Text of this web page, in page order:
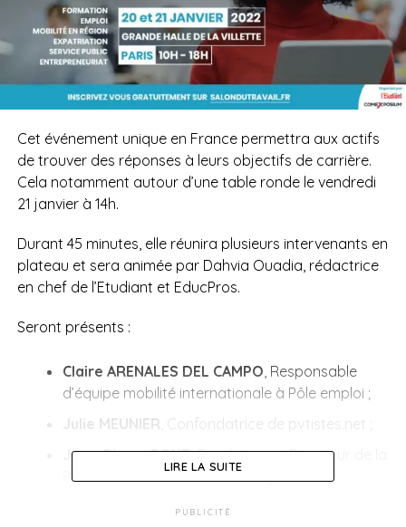
Cet événement unique en France permettra aux actifs
de trouver des réponses à leurs objectifs de carrière.
Cela notamment autour d’une table ronde le vendredi
21 janvier à 14h.
Durant 45 minutes, elle réunira plusieurs intervenants en
plateau et sera animée par Dahvia Ouadia, rédactrice
en chef de l’Etudiant et EducPros.
Seront présents :
Claire ARENALES DEL CAMPO , Responsable
d’équipe mobilité internationale à Pôle emploi ;
Julie MEUNIER , Confondatrice de pvtistes.net ;
Jean-Pierre PONT,Fondateur et Directeur de la
Publication « Français à l’étranger » ;
, Conseiller en recrutement
LIRE LA SUITE
PUBLICITÉ